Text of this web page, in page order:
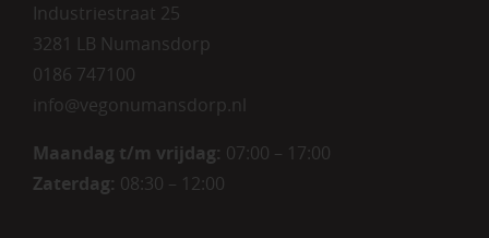
Industriestraat 25
3281 LB Numansdorp
0186 747100
info@vegonumansdorp.nl
Maandag t/m vrijdag: 07:00 – 17:00
Zaterdag: 08:30 – 12:00